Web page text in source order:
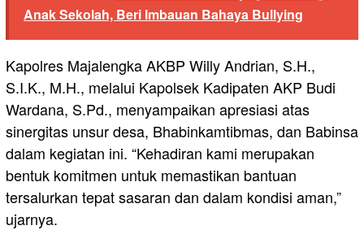
Anak Sekolah, Beri Imbauan Bahaya Bullying
Kapolres Majalengka AKBP Willy Andrian, S.H.,
S.I.K., M.H., melalui Kapolsek Kadipaten AKP Budi
Wardana, S.Pd., menyampaikan apresiasi atas
sinergitas unsur desa, Bhabinkamtibmas, dan Babinsa
dalam kegiatan ini. “Kehadiran kami merupakan
bentuk komitmen untuk memastikan bantuan
tersalurkan tepat sasaran dan dalam kondisi aman,”
ujarnya.